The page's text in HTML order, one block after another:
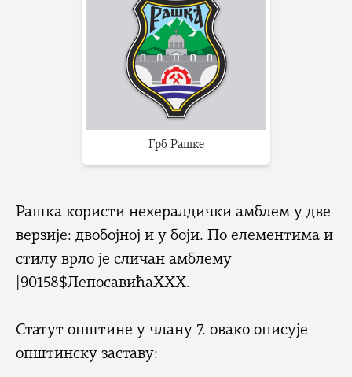
Грб Рашке
Рашка користи нехералдички амблем у две
верзије: двобојној и у боји. По елементима и
стилу врло је сличан амблему
|90158$ЛепосавићаXXX.
Статут општине у члану 7. овако описује
општинску заставу: